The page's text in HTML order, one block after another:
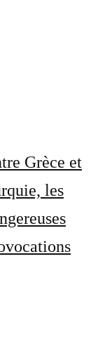
Grèce et
les